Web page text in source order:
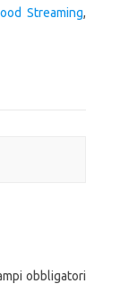
Streaming,
obbligatori